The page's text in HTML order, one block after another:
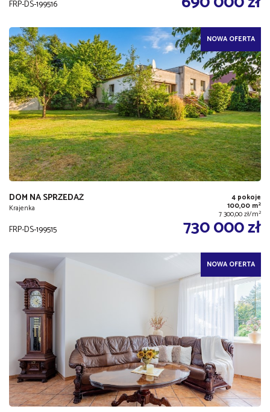
FRP-DS-199516
NOWA OFERTA
DOM NA SPRZEDAŻ
Krajenka
4 pokoje
100,00 m2
7 300,00 zł/m2
FRP-DS-199515 730 000 zł
NOWA OFERTA